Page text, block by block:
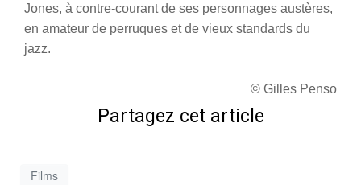
Jones, à contre-courant de ses personnages austères,
en amateur de perruques et de vieux standards du
jazz.
© Gilles Penso
Partagez cet article
Films